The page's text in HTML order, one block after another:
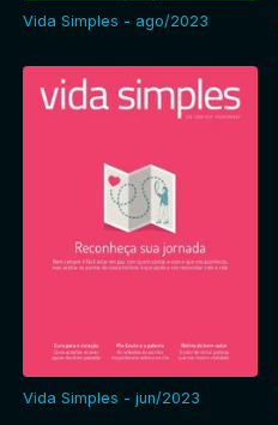
Vida Simples - ago/2023
Vida Simples - jun/2023